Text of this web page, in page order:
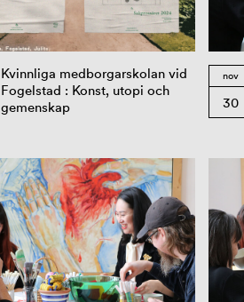
Kvinnliga medborgarskolan vid
Fogelstad : Konst, utopi och
gemenskap
nov
30